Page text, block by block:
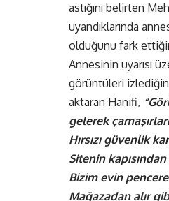
astığını belirten
uyandıklarında
olduğunu fark
Annesinin uyarısı
görüntüleri
aktaran Hanifi,
gelerek
Hırsızı güvenlik
Sitenin
Bizim evin
Mağazadan alır